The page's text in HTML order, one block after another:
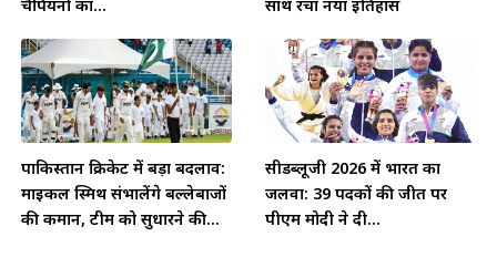
चैंपियनों का...
साथ रचा नया इतिहास
पाकिस्तान क्रिकेट में बड़ा बदलाव:
माइकल स्मिथ संभालेंगे बल्लेबाजों
की कमान, टीम को सुधारने की...
सीडब्लूजी 2026 में भारत का
जलवा: 39 पदकों की जीत पर
पीएम मोदी ने दी...